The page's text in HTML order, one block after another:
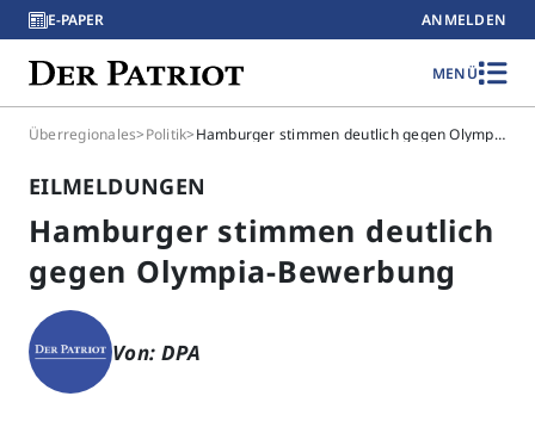
E-PAPER ANMELDEN
MENÜ
Überregionales>Politik> Hamburger stimmen deutlich gegen Olympia-Bewerbung
EILMELDUNGEN
Hamburger stimmen deutlich
gegen Olympia-Bewerbung
Von: DPA